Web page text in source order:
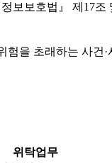
보보호법』 제17조
을 초래하는 사건
위탁업무